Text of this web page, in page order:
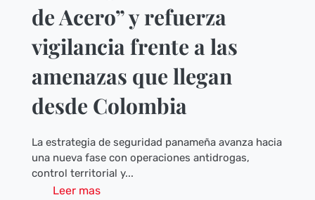
de Acero” y refuerza
vigilancia frente a las
amenazas que llegan
desde Colombia
La estrategia de seguridad panameña avanza hacia
una nueva fase con operaciones antidrogas,
control territorial y...
Leer mas